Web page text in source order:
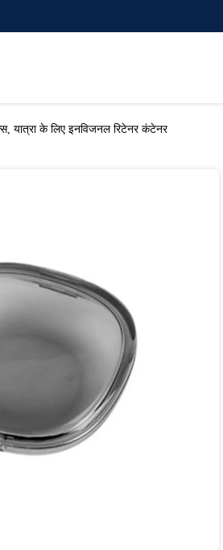
यात्रा के लिए इनविजनल रिटेनर कंटेनर